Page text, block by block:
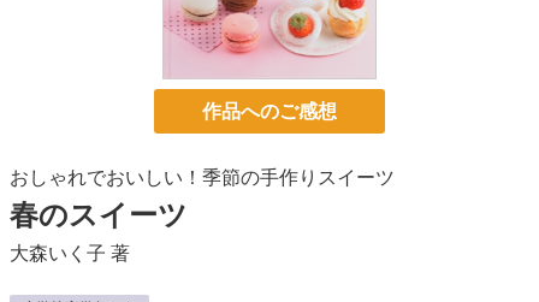
作品へのご感想
おしゃれでおいしい！季節の手作りスイーツ
春のスイーツ
大森いく子 著